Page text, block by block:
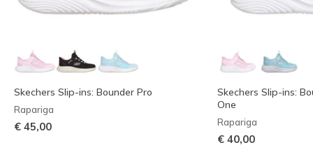
Skechers Slip-ins: Bounder Pro
Rapariga
€ 45,00
Skechers Slip-ins:
One
Rapariga
€ 40,00